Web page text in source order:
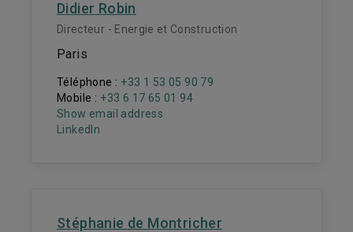
Didier Robin
Directeur - Energie et Construction
Paris
Téléphone : +33 1 53 05 90 79
Mobile : +33 6 17 65 01 94
Show email address
LinkedIn
Stéphanie de Montricher